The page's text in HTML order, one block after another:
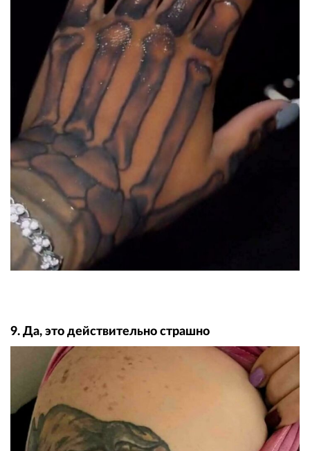
9. Да, это действительно страшно